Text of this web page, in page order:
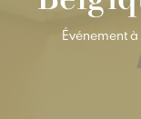
Événement